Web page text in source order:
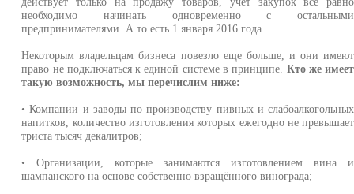
необходимо начинать одновременно с остальными
предпринимателями. А то есть 1 января 2016 года.
Некоторым владельцам бизнеса повезло еще больше, и они имеют
право не подключаться к единой системе в принципе. Кто же имеет
такую возможность, мы перечислим ниже:
• Компании и заводы по производству пивных и слабоалкогольных
напитков, количество изготовления которых ежегодно не превышает
триста тысяч декалитров;
• Организации, которые занимаются изготовлением вина и
шампанского на основе собственно взращённого винограда;